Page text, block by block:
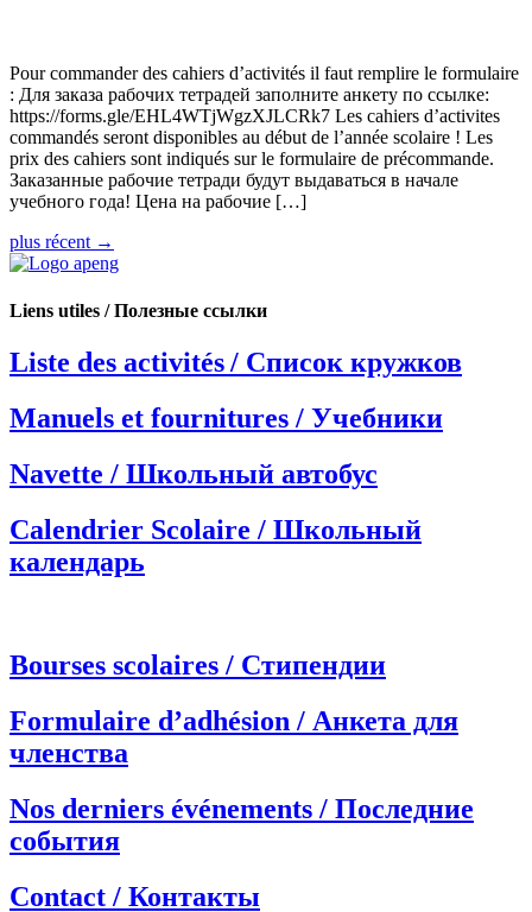
Pour commander des cahiers d’activités il faut remplire le formulaire
: Для заказа рабочих тетрадей заполните анкету по ссылке:
https://forms.gle/EHL4WTjWgzXJLCRk7 Les cahiers d’activites
commandés seront disponibles au début de l’année scolaire ! Les
prix des cahiers sont indiqués sur le formulaire de précommande.
Заказанные рабочие тетради будут выдаваться в начале
учебного года! Цена на рабочие […]
plus récent →
Liens utiles / Полезные ссылки
Liste des activités / Список кружков
Manuels et fournitures / Учебники
Navette / Школьный автобус
Calendrier Scolaire / Школьный
календарь
Bourses scolaires / Стипендии
Formulaire d’adhésion / Анкета для
членства
Nos derniers événements / Последние
события
Contact / Контакты